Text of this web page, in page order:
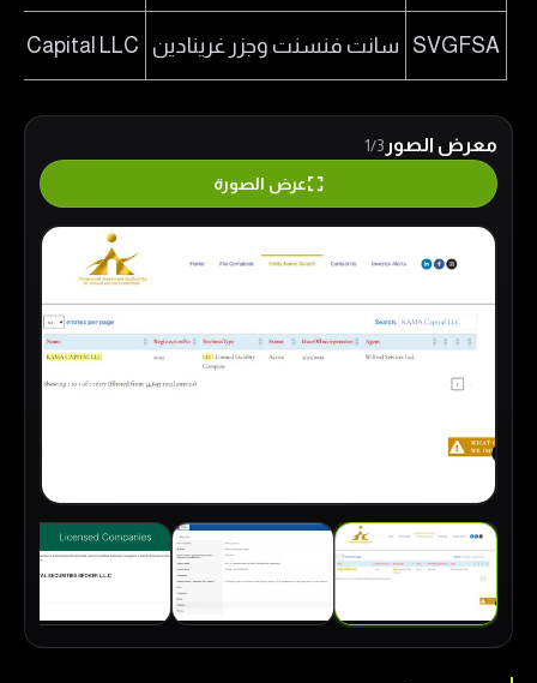
SVGFSA سانت فنسنت وجزر غرينادين Capital LLC
معرض الصور 1/3
عرض الصورة